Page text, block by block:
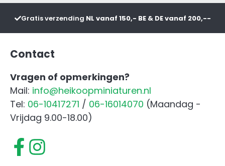
AT
aantal
Gratis verzending NL vanaf 150,- BE & DE vanaf 200,--
Contact
Vragen of opmerkingen?
Mail: info@heikoopminiaturen.nl
Tel: 06-10417271 / 06-16014070 (Maandag -
Vrijdag 9.00-18.00)